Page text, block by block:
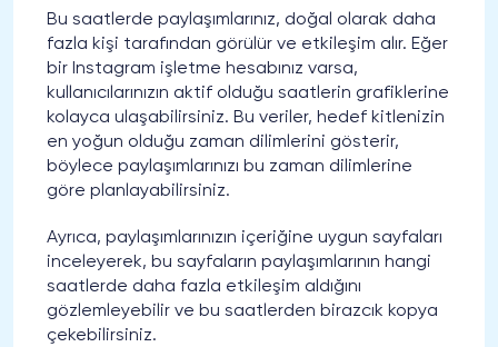
Bu saatlerde paylaşımlarınız, doğal olarak daha
fazla kişi tarafından görülür ve etkileşim alır. Eğer
bir Instagram işletme hesabınız varsa,
kullanıcılarınızın aktif olduğu saatlerin grafiklerine
kolayca ulaşabilirsiniz. Bu veriler, hedef kitlenizin
en yoğun olduğu zaman dilimlerini gösterir,
böylece paylaşımlarınızı bu zaman dilimlerine
göre planlayabilirsiniz.
Ayrıca, paylaşımlarınızın içeriğine uygun sayfaları
inceleyerek, bu sayfaların paylaşımlarının hangi
saatlerde daha fazla etkileşim aldığını
gözlemleyebilir ve bu saatlerden birazcık kopya
çekebilirsiniz.